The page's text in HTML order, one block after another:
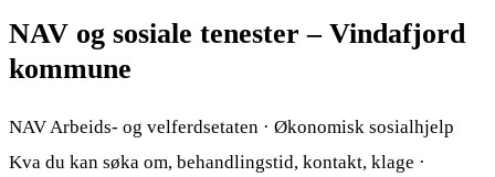
NAV og sosiale tenester – Vindafjord
kommune
NAV Arbeids- og velferdsetaten · Økonomisk sosialhjelp
Kva du kan søka om, behandlingstid, kontakt, klage ·